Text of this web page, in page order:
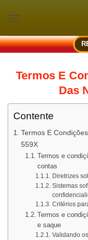
Termos E
Das
Contente
Termos E
559X
Termos e
contas
Diretrizes
Sistemas
Critérios
Termos e
e saque
Validando